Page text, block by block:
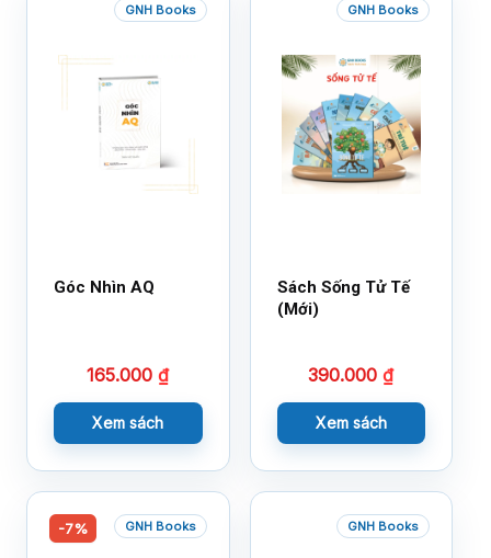
GNH Books
Góc Nhìn AQ
165.000₫
Xem sách
GNH Books
Sách Sống Tử Tế
(Mới)
390.000₫
Xem sách
-7% GNH Books GNH Books